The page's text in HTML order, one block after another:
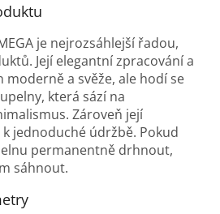
je nejrozsáhlejší řadou,
Její elegantní zpracování a
moderně a svěže, ale hodí se
která sází na
Zároveň její
jednoduché údržbě. Pokud
permanentně drhnout,
sáhnout.